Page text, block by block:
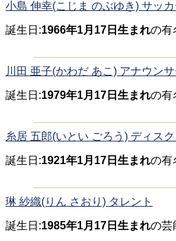
小島 伸幸(こじま のぶゆき) サッカ
誕生日:1966年1月17日生まれの有
川田 亜子(かわだ あこ) アナウン
誕生日:1979年1月17日生まれの有
糸居 五郎(いとい ごろう) ディス
誕生日:1921年1月17日生まれの有
琳 紗織(りん さおり) タレント
誕生日:1985年1月17日生まれの芸